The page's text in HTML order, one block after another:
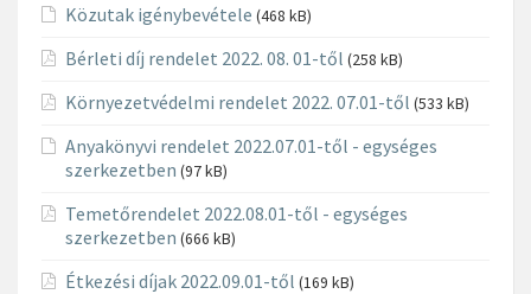
Közutak igénybevétele (468 kB)
Bérleti díj rendelet 2022. 08. 01-től (258 kB)
Környezetvédelmi rendelet 2022. 07.01-től (533 kB)
Anyakönyvi rendelet 2022.07.01-től - egységes
szerkezetben (97 kB)
Temetőrendelet 2022.08.01-től - egységes
szerkezetben (666 kB)
Étkezési díjak 2022.09.01-től (169 kB)